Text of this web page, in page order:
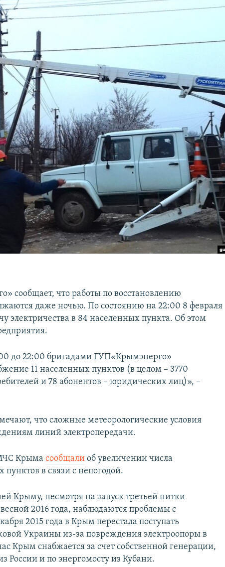
сообщает, что работы по восстановлению
даже ночью. По состоянию на 22:00 8 февраля
электричества в 84 населенных пункта. Об этом
до 22:00 бригадами ГУП«Крымэнерго»
11 населенных пунктов (в целом – 3770
и 78 абонентов – юридических лиц)», –
что сложные метеорологические условия
линий электропередачи.
Крымасообщали об увеличении числа
в связи с непогодой.
Крыму, несмотря на запуск третьей нитки
2016 года, наблюдаются проблемы с
2015 года в Крым перестала поступать
Украины из-за повреждения электроопоры в
Крым снабжается за счет собственной генерации,
России и по энергомосту из Кубани.